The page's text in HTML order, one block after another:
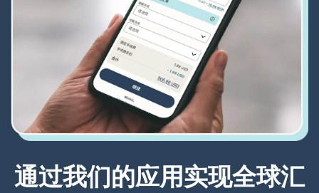
通过我们的应用实现全球汇